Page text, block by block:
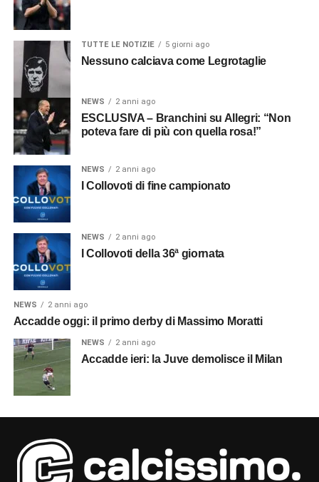
TUTTE LE NOTIZIE 5 giorni ago
Nessuno calciava come Legrotaglie
NEWS 2 anni ago
ESCLUSIVA – Branchini su Allegri: “Non
poteva fare di più con quella rosa!”
NEWS 2 anni ago
I Collovoti di fine campionato
NEWS 2 anni ago
I Collovoti della 36ª giornata
NEWS 2 anni ago
Accadde oggi: il primo derby di Massimo Moratti
NEWS 2 anni ago
Accadde ieri: la Juve demolisce il Milan